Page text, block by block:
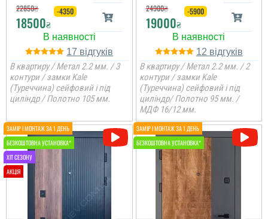
Двері тяжко було
встановити в наш
пройом, потрібно було
22850₴
18500₴
-4350
17
В квартиру / Метал 2.2 мм. / 3
контури / замки Kale
(Туреччина) сейфовий і під
циліндр / Полотно 105 мм.
24900₴
19000₴
-5900
12
В квартиру / Метал 2.2 мм. / 2
контури / замки Kale
(Туреччина) сейфовий і під
циліндр/ Полотно 95 мм. /
МДФ 16/12 мм.